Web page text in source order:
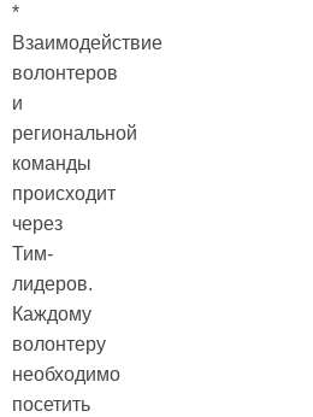
*
Взаимодействие
волонтеров
и
региональной
команды
происходит
через
Тим-
лидеров.
Каждому
волонтеру
необходимо
посетить